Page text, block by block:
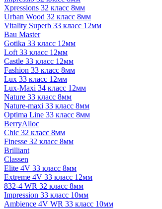
Xpressions 32 класс 8мм
Urban Wood 32 класс 8мм
Vitality Superb 33 класс 12мм
Bau Master
Gotika 33 класс 12мм
Loft 33 класс 12мм
Castle 33 класс 12мм
Fashion 33 класс 8мм
Lux 33 класс 12мм
Lux-Maxi 34 класс 12мм
Nature 33 класс 8мм
Nature-maxi 33 класс 8мм
Optima Line 33 класс 8мм
BerryAlloc
Chic 32 класс 8мм
Finesse 32 класс 8мм
Brilliant
Classen
Elite 4V 33 класс 8мм
Extreme 4V 33 класс 12мм
832-4 WR 32 класс 8мм
Impression 33 класс 10мм
Ambience 4V WR 33 класс 10мм